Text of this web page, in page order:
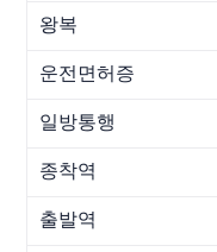
왕복
운전면허증
일방통행
종착역
출발역